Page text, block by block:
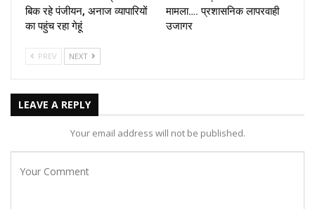
बिक रहे पंजीयन, अनाज व्यापारियों
का पहुंच रहा गेहूं
मामला…. प्रशासनिक लापरवाही
उजागर
PREV NEXT
LEAVE A REPLY
Your email address will not be published.